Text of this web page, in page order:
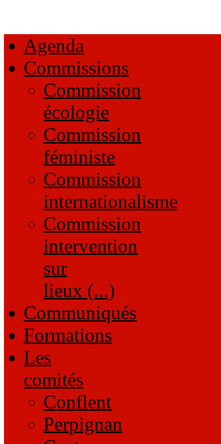
Agenda
Commissions
Commission
écologie
Commission
féministe
Commission
internationalisme
Commission
intervention
sur
lieux (...)
Communiqués
Formations
Les
comités
Conflent
Perpignan